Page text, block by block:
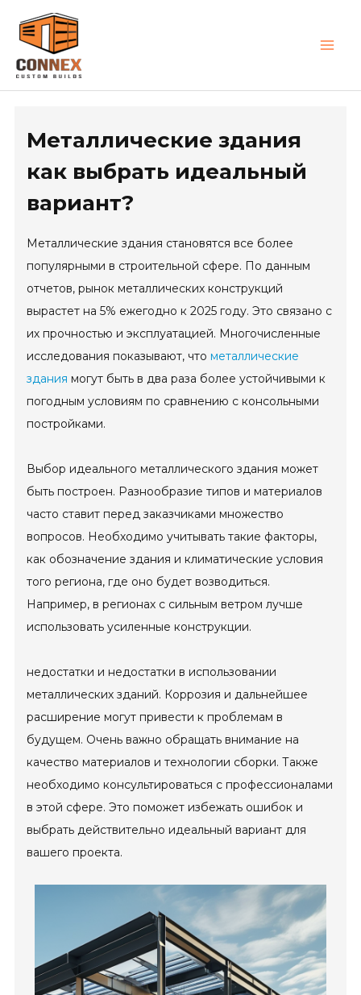
content
Металлические здания
как выбрать идеальный
вариант?
Металлические здания становятся все более
популярными в строительной сфере. По данным
отчетов, рынок металлических конструкций
вырастет на 5% ежегодно к 2025 году. Это связано с
их прочностью и эксплуатацией. Многочисленные
исследования показывают, что металлические
здания могут быть в два раза более устойчивыми к
погодным условиям по сравнению с консольными
постройками.
Выбор идеального металлического здания может
быть построен. Разнообразие типов и материалов
часто ставит перед заказчиками множество
вопросов. Необходимо учитывать такие факторы,
как обозначение здания и климатические условия
того региона, где оно будет возводиться.
Например, в регионах с сильным ветром лучше
использовать усиленные конструкции.
недостатки и недостатки в использовании
металлических зданий. Коррозия и дальнейшее
расширение могут привести к проблемам в
будущем. Очень важно обращать внимание на
качество материалов и технологии сборки. Также
необходимо консультироваться с профессионалами
в этой сфере. Это поможет избежать ошибок и
выбрать действительно идеальный вариант для
вашего проекта.